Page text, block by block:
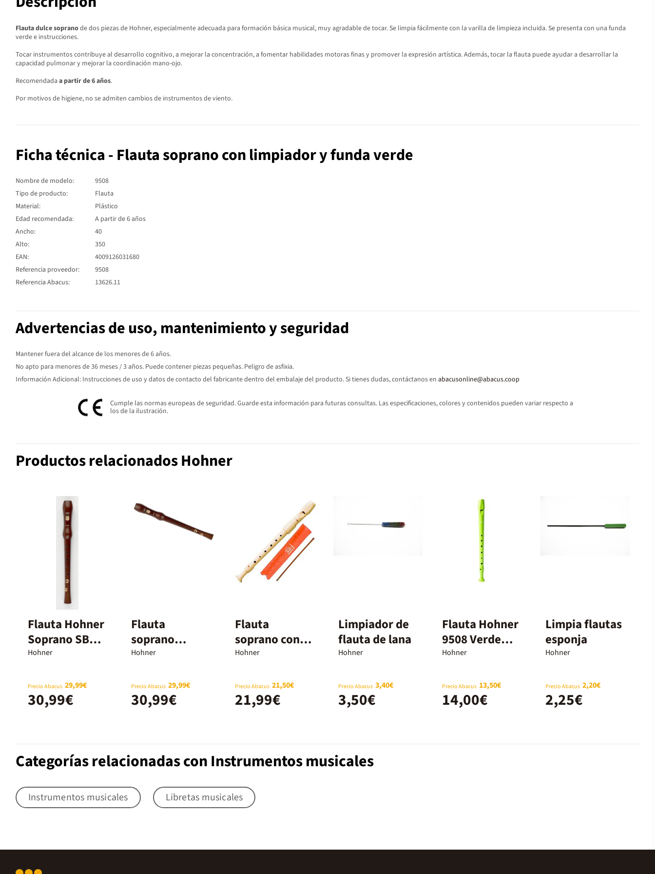
Flauta dulce sopranode dos piezas de Hohner, especialmente adecuada para formación básica musical, muy agradable de tocar. Se limpia fácilmente con la varilla de limpieza incluida. Se presenta con una funda
verde e instrucciones.
Tocar instrumentos contribuye al desarrollo cognitivo, a mejorar la concentración, a fomentar habilidades motoras finas y promover la expresión artística. Además, tocar la flauta puede ayudar a desarrollar la
capacidad pulmonar y mejorar la coordinación mano-ojo.
Recomendada a partir de 6 años.
Por motivos de higiene, no se admiten cambios de instrumentos de viento.
Ficha técnica - Flauta soprano con limpiador y funda verde
Nombre de modelo:
9508
Tipo de producto:
Flauta
Material:
Plástico
Edad recomendada:
A partir de 6 años
Ancho:
40
Alto:
350
EAN:
4009126031680
Referencia proveedor:
9508
Referencia Abacus:
13626.11
Advertencias de uso, mantenimiento y seguridad
Mantener fuera del alcance de los menores de 6 años.
No apto para menores de 36 meses / 3 años. Puede contener piezas pequeñas. Peligro de asfixia.
Información Adicional: Instrucciones de uso y datos de contacto del fabricante dentro del embalaje del producto. Si tienes dudas, contáctanos en abacusonline@abacus.coop
Cumple las normas europeas de seguridad. Guarde esta información para futuras consultas. Las especificaciones, colores y contenidos pueden variar respecto a
los de la ilustración.
Productos relacionados Hohner
Flauta Hohner
Soprano SB
9550 Madera
Hohner
Precio Abacus 29,99€
30,99€
Flauta
soprano
Hohner
Hohner
Precio Abacus 29,99€
30,99€
Flauta
soprano con
limpiador y
Hohner
Precio Abacus 21,50€
21,99€
Limpiador de
flauta de lana
Hohner
Precio Abacus 3,40€
3,50€
Flauta Hohner
9508 Verde
Claro
Hohner
Precio Abacus 13,50€
14,00€
Limpia flautas
esponja
Hohner
Precio Abacus 2,20€
2,25€
Categorías relacionadas con Instrumentos musicales
Instrumentos musicales Libretas musicales